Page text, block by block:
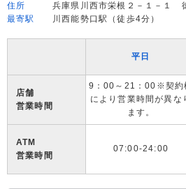
住所
兵庫県川西市栄根２－１－１
最寄駅
川西能勢口駅（徒歩4分）
平日
店舗
営業時間
9：00～21：00※契約
により営業時間が異な
ます。
ATM
営業時間
07:00-24:00